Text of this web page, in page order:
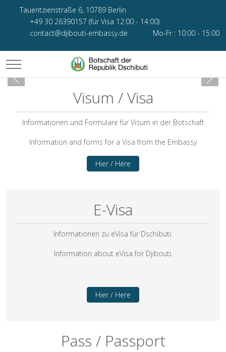
Tauentzienstraße 6, 10789 Berlin
+49 30 26390157 (für Visa 12:00 - 14:00)
contact@djibouti-embassy.de
Mo-Fr : 10:00 - 15:00
Mobile Menu Toggle
Visum / Visa
Informationen und Formulare für Visum in der Botschaft
Information and forms for a Visa from the Embassy
Hier / Here
E-Visa
Informationen zu eVisa für Dschibuti.
Information about eVisa for Djibouti.
Hier / Here
Pass / Passport